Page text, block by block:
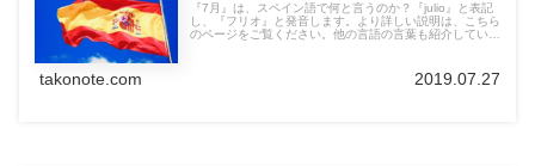
『7月』は、スペイン語で何と言うのか？『julio』と表記
し、『フリオ』と発音します。より詳しい説明は、こちら
のページをご覧ください。他の言語の言葉も紹介していま
takonote.com 2019.07.27